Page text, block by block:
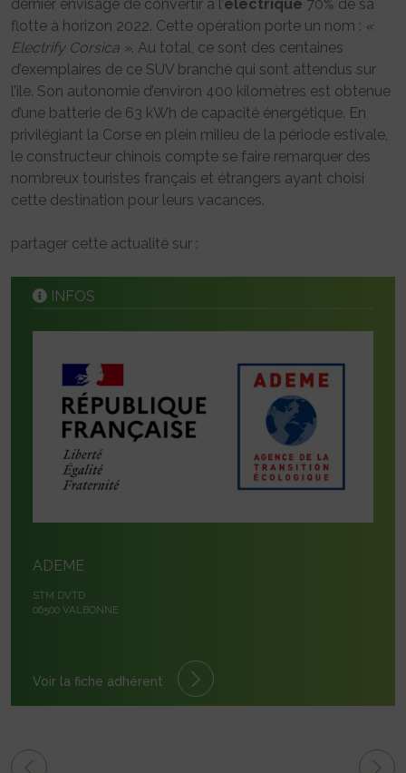
dernier envisage de convertir à l’électrique 70% de sa
flotte à horizon 2022. Cette opération porte un nom : «
Electrify Corsica ». Au total, ce sont des centaines
d’exemplaires de ce SUV branché qui sont attendus sur
l’île. Son autonomie d’environ 400 kilomètres est obtenue
d’une batterie de 63 kWh de capacité énergétique. En
privilégiant la Corse en plein milieu de la période estivale,
le constructeur chinois compte se faire remarquer des
nombreux touristes français et étrangers ayant choisi
cette destination pour leurs vacances.
partager cette actualité sur :
INFOS
ADEME
STM DVTD
06500 VALBONNE
Voir la fiche adhérent